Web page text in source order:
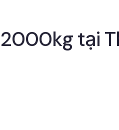
tại